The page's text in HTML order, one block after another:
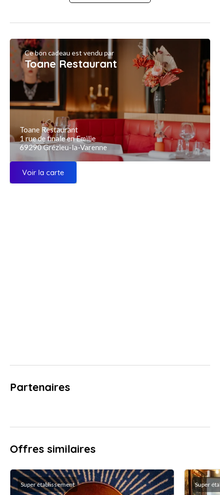
Ce bon cadeau est vendu par
Toane Restaurant
Toane Restaurant
1 rue de finale en Emilie
69290 Grézieu-la-Varenne
Voir la carte
Partenaires
Offres similaires
Super établissement Super